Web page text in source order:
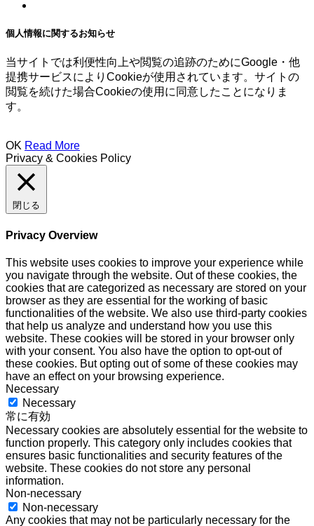
個人情報に関するお知らせ
当サイトでは利便性向上や閲覧の追跡のためにGoogle・他
提携サービスによりCookieが使用されています。サイトの
閲覧を続けた場合Cookieの使用に同意したことになりま
す。
OK Read More
Privacy & Cookies Policy
閉じる
Privacy Overview
This website uses cookies to improve your experience while
you navigate through the website. Out of these cookies, the
cookies that are categorized as necessary are stored on your
browser as they are essential for the working of basic
functionalities of the website. We also use third-party cookies
that help us analyze and understand how you use this
website. These cookies will be stored in your browser only
with your consent. You also have the option to opt-out of
these cookies. But opting out of some of these cookies may
have an effect on your browsing experience.
Necessary
Necessary
常に有効
Necessary cookies are absolutely essential for the website to
function properly. This category only includes cookies that
ensures basic functionalities and security features of the
website. These cookies do not store any personal
information.
Non-necessary
Non-necessary
Any cookies that may not be particularly necessary for the